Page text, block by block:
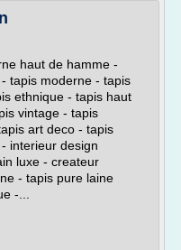
haut de hamme -
tapis moderne - tapis
ethnique - tapis haut
vintage - tapis
art deco - tapis
interieur design
luxe - createur
- tapis pure laine
-...